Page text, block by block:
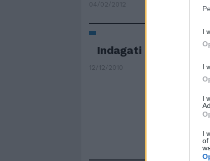
I
I
I
I
of
04/02/2012
Indagati i medici del
12/12/2010